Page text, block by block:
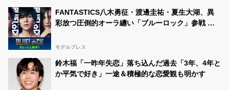
FANTASTICS八木勇征・渡邊圭祐・夏生大湖、異
彩放つ圧倒的オーラ纏い「ブルーロック」参戦 全
モデルプレス
鈴木福「一昨年失恋」落ち込んだ過去「3年、4年と
か平気で好き」一途＆積極的な恋愛観も明かす